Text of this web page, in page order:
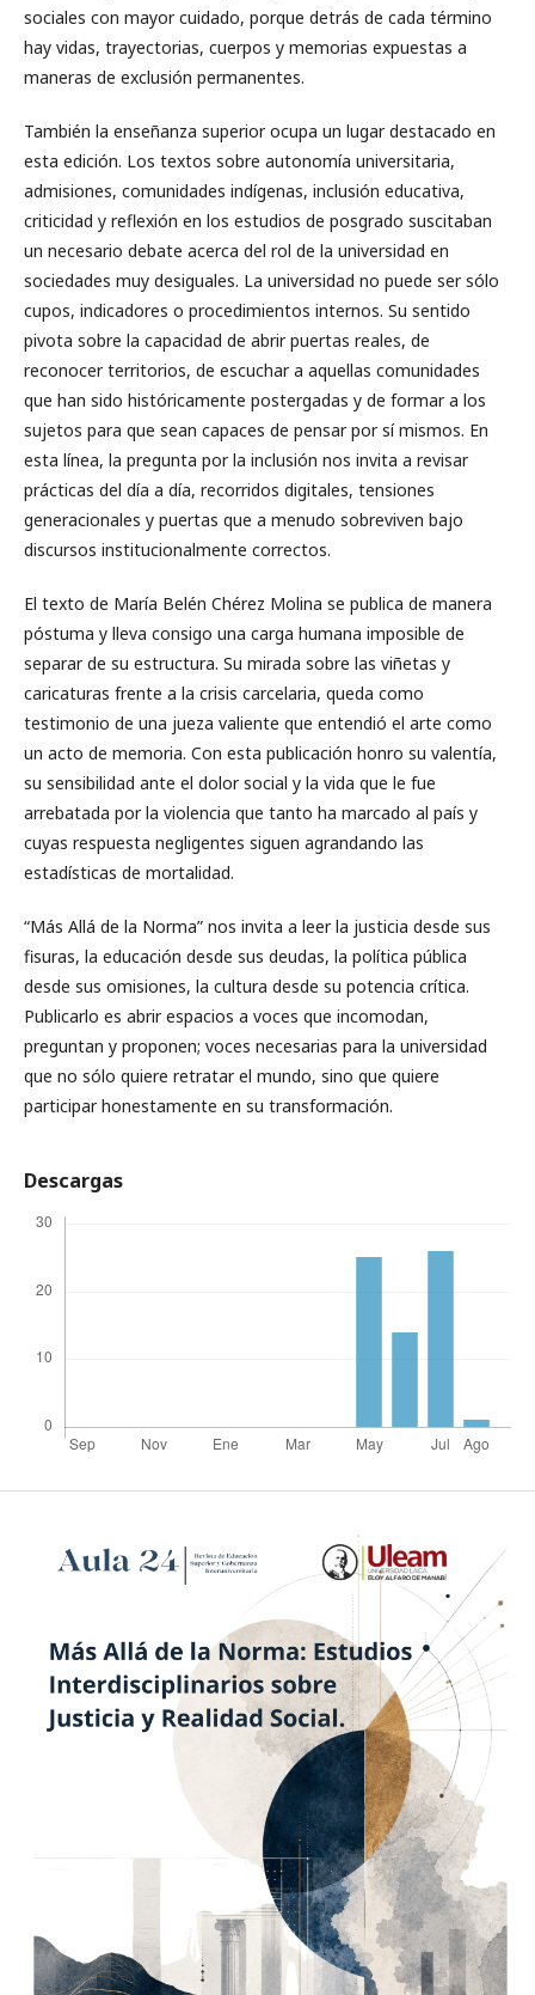
sociales con mayor cuidado, porque detrás de cada término
hay vidas, trayectorias, cuerpos y memorias expuestas a
maneras de exclusión permanentes.
También la enseñanza superior ocupa un lugar destacado en
esta edición. Los textos sobre autonomía universitaria,
admisiones, comunidades indígenas, inclusión educativa,
criticidad y reflexión en los estudios de posgrado suscitaban
un necesario debate acerca del rol de la universidad en
sociedades muy desiguales. La universidad no puede ser sólo
cupos, indicadores o procedimientos internos. Su sentido
pivota sobre la capacidad de abrir puertas reales, de
reconocer territorios, de escuchar a aquellas comunidades
que han sido históricamente postergadas y de formar a los
sujetos para que sean capaces de pensar por sí mismos. En
esta línea, la pregunta por la inclusión nos invita a revisar
prácticas del día a día, recorridos digitales, tensiones
generacionales y puertas que a menudo sobreviven bajo
discursos institucionalmente correctos.
El texto de María Belén Chérez Molina se publica de manera
póstuma y lleva consigo una carga humana imposible de
separar de su estructura. Su mirada sobre las viñetas y
caricaturas frente a la crisis carcelaria, queda como
testimonio de una jueza valiente que entendió el arte como
un acto de memoria. Con esta publicación honro su valentía,
su sensibilidad ante el dolor social y la vida que le fue
arrebatada por la violencia que tanto ha marcado al país y
cuyas respuesta negligentes siguen agrandando las
estadísticas de mortalidad.
“Más Allá de la Norma” nos invita a leer la justicia desde sus
fisuras, la educación desde sus deudas, la política pública
desde sus omisiones, la cultura desde su potencia crítica.
Publicarlo es abrir espacios a voces que incomodan,
preguntan y proponen; voces necesarias para la universidad
que no sólo quiere retratar el mundo, sino que quiere
participar honestamente en su transformación.
Descargas